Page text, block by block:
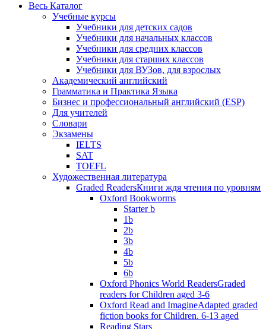
Весь Каталог
Учебные курсы
Учебники для детских садов
Учебники для начальных классов
Учебники для средних классов
Учебники для старших классов
Учебники для ВУЗов, для взрослых
Академический английский
Грамматика и Практика Языка
Бизнес и профессиональный английский (ESP)
Для учителей
Словари
Экзамены
IELTS
SAT
TOEFL
Художественная литература
Graded ReadersКниги ждя чтения по уровням
Oxford Bookworms
Starter b
1b
2b
3b
4b
5b
6b
Oxford Phonics World ReadersGraded
readers for Children aged 3-6
Oxford Read and ImagineAdapted graded
fiction books for Children. 6-13 aged
Reading Stars